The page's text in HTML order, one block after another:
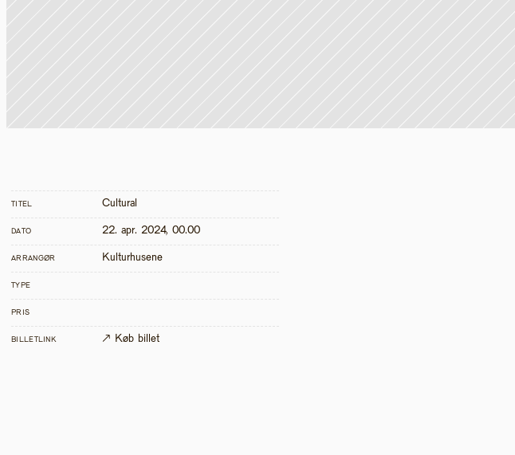
TITEL Cultural
DATO 22. apr. 2024, 00.00
ARRANGØR Kulturhusene
TYPE
PRIS
BILLETLINK ↗ Køb billet